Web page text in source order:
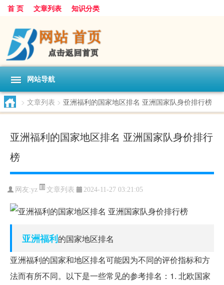
首 页 文章列表 知识分类
网站导航
> 文章列表 > 亚洲福利的国家地区排名 亚洲国家队身价排行榜
亚洲福利的国家地区排名 亚洲国家队身价排行
榜
网友:yz 文章列表 2024-11-27 03:21:05
亚洲福利的国家地区排名
亚洲福利的国家和地区排名可能因为不同的评价指标和方
法而有所不同。以下是一些常见的参考排名：1. 北欧国家